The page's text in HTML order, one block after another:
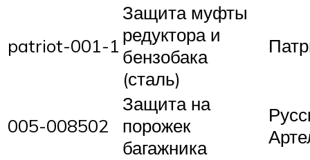
patriot-001-1
Защита муфты
редуктора и
бензобака
(сталь)
005-008502
Защита на
порожек
багажника